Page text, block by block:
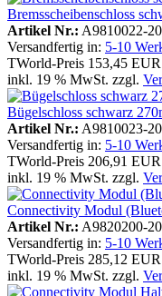
Bremsscheibenschloss
Artikel Nr.: A9810022-
Versandfertig in: 5-10
TWorld-Preis 153,45 EUR
inkl. 19 % MwSt. zzgl.
Bügelschloss schwarz
Artikel Nr.: A9810023-
Versandfertig in: 5-10
TWorld-Preis 206,91 EUR
inkl. 19 % MwSt. zzgl.
Connectivity Modul
Artikel Nr.: A9820200-
Versandfertig in: 5-10
TWorld-Preis 285,12 EUR
inkl. 19 % MwSt. zzgl.